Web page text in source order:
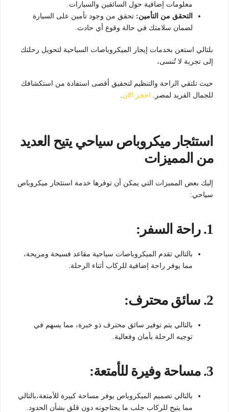
معلومات إضافية حول السائقين والسيارات.
التحقق من التأمين: تحقق من وجود تأمين على السيارة
لضمان سلامتك في حالة وقوع أي حادث.
بلتالي استعن بخدمات إيجار الميكروباصات السياحية لتحويل رحلتك
إلى تجربة لا تُنسى،
حيث تلتقي الراحة والتنظيم لتحقيق أقصى استفادة من استكشافك
للجمال الفريد لمصر.
احجز الان.
استئجار ميكروباص سياحي يتيح العديد
من المميزات
إليك بعض المميزات التي يمكن أن توفرها خدمة استئجار ميكروباص
سياحي:
1. راحة السفر:
بالتالي تقدم الميكروباصات سياحية مقاعد فسيحة ومريحة،
مما يوفر راحة إضافية للركاب أثناء الرحلة.
2. سائق محترف:
بالتالي يتم توفير سائق محترف ذو خبرة، مما يسهم في
توجيه الرحلة بأمان وفعالية.
3. مساحة وفيرة للأمتعة:
بالتالي تصميم الميكروباص يوفر مساحة كبيرة للأمتعة،بالتالي
مما يتيح للركاب جلب ما يحتاجونه دون قلق بشأن الحدود.